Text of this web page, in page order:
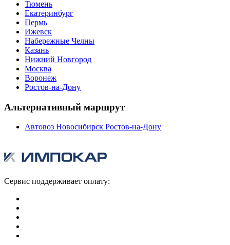
Тюмень
Екатеринбург
Пермь
Ижевск
Набережные Челны
Казань
Нижний Новгород
Москва
Воронеж
Ростов-на-Дону
Альтернативный маршрут
Автовоз Новосибирск Ростов-на-Дону
Сервис поддерживает оплату: